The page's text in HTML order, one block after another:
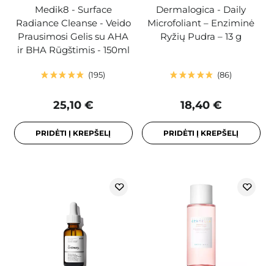
Medik8 - Surface
Radiance Cleanse - Veido
Prausimosi Gelis su AHA
ir BHA Rūgštimis - 150ml
195
25,10 €
PRIDĖTI Į KREPŠELĮ
Dermalogica - Daily
Microfoliant – Enziminė
Ryžių Pudra – 13 g
86
18,40 €
PRIDĖTI Į KREPŠELĮ